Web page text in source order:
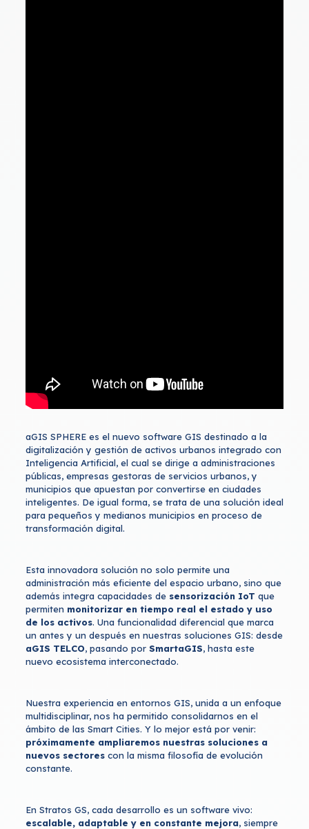
aGIS SPHERE es el nuevo software GIS destinado a la
digitalización y gestión de activos urbanos integrado con
Inteligencia Artificial, el cual se dirige a administraciones
públicas, empresas gestoras de servicios urbanos, y
municipios que apuestan por convertirse en ciudades
inteligentes. De igual forma, se trata de una solución ideal
para pequeños y medianos municipios en proceso de
transformación digital.
Esta innovadora solución no solo permite una
administración más eficiente del espacio urbano, sino que
además integra capacidades de sensorización IoT que
permiten monitorizar en tiempo real el estado y uso
de los activos. Una funcionalidad diferencial que marca
un antes y un después en nuestras soluciones GIS: desde
aGIS TELCO, pasando por SmartaGIS, hasta este
nuevo ecosistema interconectado.
Nuestra experiencia en entornos GIS, unida a un enfoque
multidisciplinar, nos ha permitido consolidarnos en el
ámbito de las Smart Cities. Y lo mejor está por venir:
próximamente ampliaremos nuestras soluciones a
nuevos sectorescon la misma filosofía de evolución
constante.
En Stratos GS, cada desarrollo es un software vivo:
escalable, adaptable y en constante mejora, siempre